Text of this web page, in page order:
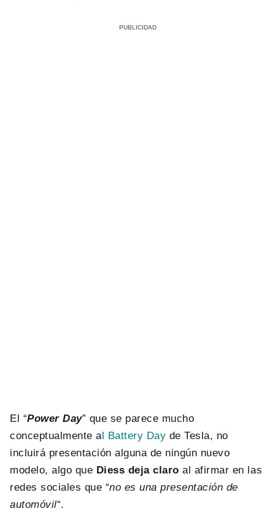
El “Power Day” que se parece mucho
conceptualmente al Battery Day de Tesla, no
incluirá presentación alguna de ningún nuevo
modelo, algo que Diess deja claro al afirmar en las
redes sociales que “no es una presentación de
automóvil“.